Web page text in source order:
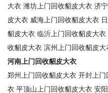
大衣 潍坊上门回收貂皮大衣 济
皮大衣 威海上门回收貂皮大衣
貂皮大衣 临沂上门回收貂皮大衣
收貂皮大衣 滨州上门回收貂皮大
河南上门回收貂皮大衣
郑州上门回收貂皮大衣 开封上门
衣 平顶山上门回收貂皮大衣 安